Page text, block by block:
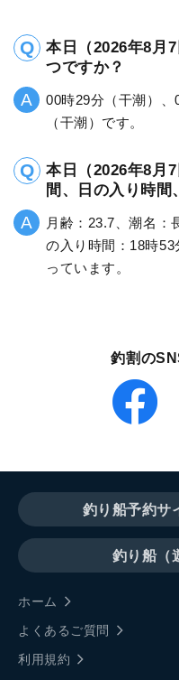
本日（2026年8月
つですか？
00時29分（干潮）
（干潮）です。
本日（2026年8月
間、日の入り時間
月齢：23.7、潮名：
の入り時間：18時
っています。
釣割の
釣り船予約サ
釣り船（
ホーム
よくあるご質問
利用規約